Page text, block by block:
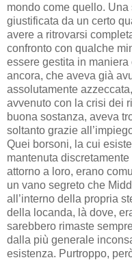
mondo come quello.
giustificata da un certo
avere a ritrovarsi
confronto con qualche
essere gestita in
ancora, che aveva già
assolutamente
avvenuto con la crisi dei
buona sostanza, aveva
soltanto grazie
Quei borsoni, la cui
mantenuta
attorno a loro, erano
un vano segreto che
all’interno della propria
della locanda, là dove,
sarebbero rimaste
dalla più generale
esistenza. Purtroppo,